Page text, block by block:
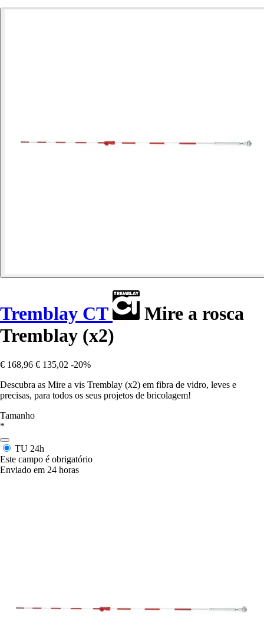
Tremblay CT
Mire a rosca
Tremblay (x2)
€ 168,96 € 135,02 -20%
Descubra as Mire a vis Tremblay (x2) em fibra de vidro, leves e
precisas, para todos os seus projetos de bricolagem!
Tamanho
*
TU 24h
Este campo é obrigatório
Enviado em 24 horas